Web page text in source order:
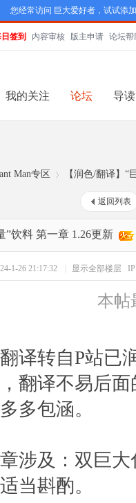
您经常访问 巨大爱好者，试试添
签到 内容审核 版主申请 论坛帮
我的关注 论坛 导读
Man专区
›
【润色/翻译】“
返回列表
”饮料 第一章 1.26更新
1-26 21:17:32 显示全部楼层
本帖
译转自P站已
翻译不易后
多包涵。
涉及：双巨
当斟酌。